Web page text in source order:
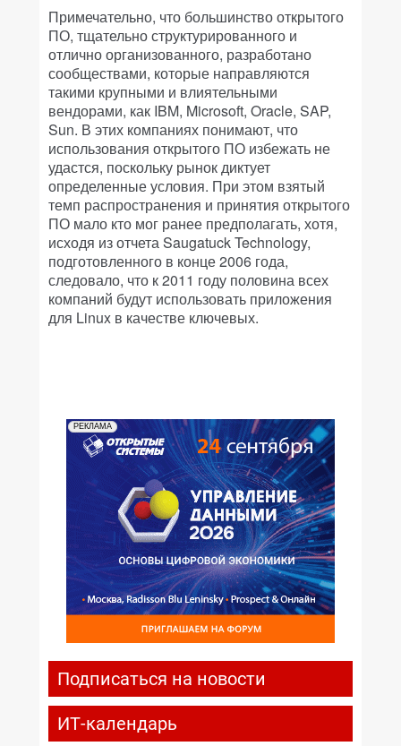
Примечательно, что большинство открытого
ПО, тщательно структурированного и
отлично организованного, разработано
сообществами, которые направляются
такими крупными и влиятельными
вендорами, как IBM, Microsoft, Oracle, SAP,
Sun. В этих компаниях понимают, что
использования открытого ПО избежать не
удастся, поскольку рынок диктует
определенные условия. При этом взятый
темп распространения и принятия открытого
ПО мало кто мог ранее предполагать, хотя,
исходя из отчета Saugatuck Technology,
подготовленного в конце 2006 года,
следовало, что к 2011 году половина всех
компаний будут использовать приложения
для Linux в качестве ключевых.
РЕКЛАМА
Подписаться на новости
ИТ-календарь